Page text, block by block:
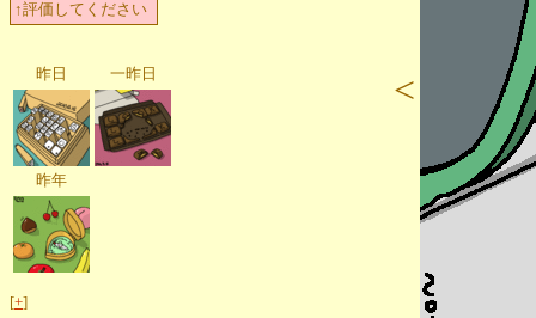
↑評価してください
昨日 一昨日
昨年
[+]
<